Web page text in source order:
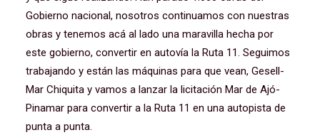
Gobierno nacional, nosotros continuamos con nuestras
obras y tenemos acá al lado una maravilla hecha por
este gobierno, convertir en autovía la Ruta 11. Seguimos
trabajando y están las máquinas para que vean, Gesell-
Mar Chiquita y vamos a lanzar la licitación Mar de Ajó-
Pinamar para convertir a la Ruta 11 en una autopista de
punta a punta.